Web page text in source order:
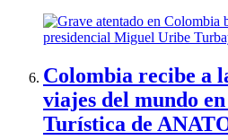
Colombia recibe a
viajes del mundo
Turística de